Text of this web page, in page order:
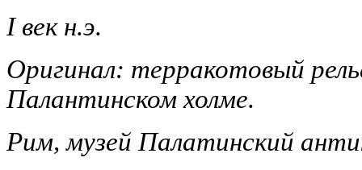
I век н.э.
Оригинал: терракотовый
Палантинском холме.
Рим, музей Палатинский